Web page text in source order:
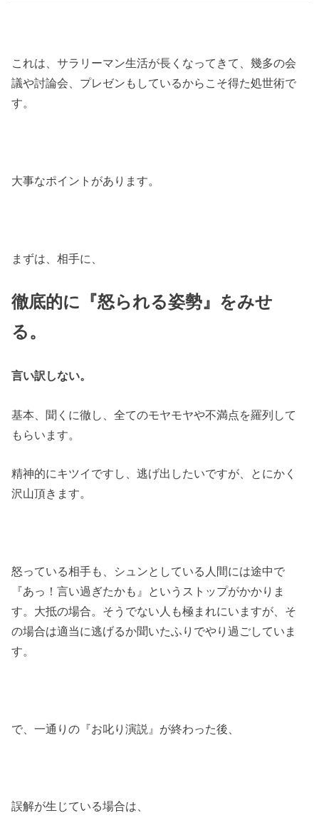
これは、サラリーマン生活が長くなってきて、幾多の会
議や討論会、プレゼンもしているからこそ得た処世術で
す。
大事なポイントがあります。
まずは、相手に、
徹底的に『怒られる姿勢』をみせ
る。
言い訳しない。
基本、聞くに徹し、全てのモヤモヤや不満点を羅列して
もらいます。
精神的にキツイですし、逃げ出したいですが、とにかく
沢山頂きます。
怒っている相手も、シュンとしている人間には途中で
『あっ！言い過ぎたかも』というストップがかかりま
す。大抵の場合。そうでない人も極まれにいますが、そ
の場合は適当に逃げるか聞いたふりでやり過ごしていま
す。
で、一通りの『お叱り演説』が終わった後、
誤解が生じている場合は、